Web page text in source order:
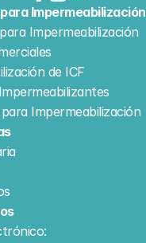
Impermeabilización
Impermeabilización
de ICF
Impermeabilización